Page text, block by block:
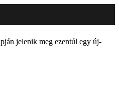
jelenik meg ezentúl egy új-